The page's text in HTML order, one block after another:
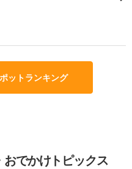
ットランキング
でかけトピックス